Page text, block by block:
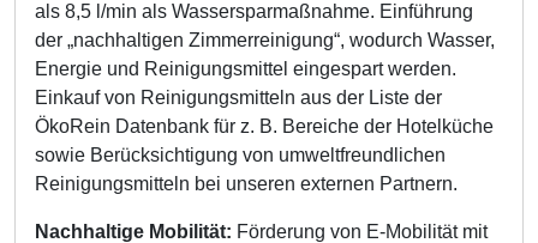
als 8,5 l/min als Wassersparmaßnahme. Einführung
der „nachhaltigen Zimmerreinigung“, wodurch Wasser,
Energie und Reinigungsmittel eingespart werden.
Einkauf von Reinigungsmitteln aus der Liste der
ÖkoRein Datenbank für z. B. Bereiche der Hotelküche
sowie Berücksichtigung von umweltfreundlichen
Reinigungsmitteln bei unseren externen Partnern.
Nachhaltige Mobilität: Förderung von E-Mobilität mit